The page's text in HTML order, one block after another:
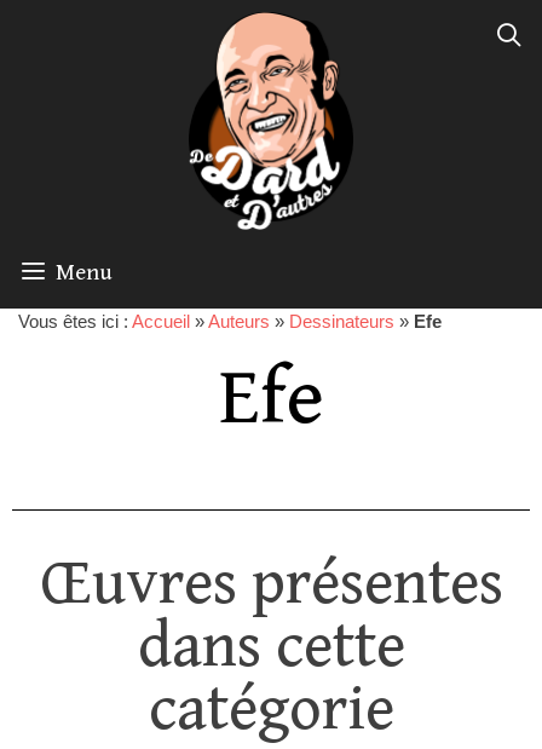
Menu
Vous êtes ici : Accueil »Auteurs » Dessinateurs » Efe
Efe
Œuvres présentes
dans cette
catégorie